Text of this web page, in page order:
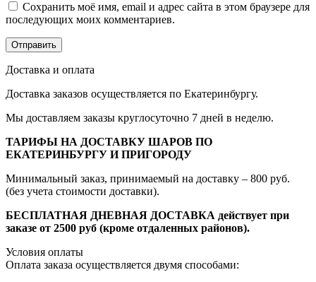
Сохранить моё имя, email и адрес сайта в этом браузере для
последующих моих комментариев.
Доставка и оплата
Доставка заказов осуществляется по Екатеринбургу.
Мы доставляем заказы круглосуточно 7 дней в неделю.
ТАРИФЫ НА ДОСТАВКУ ШАРОВ ПО
ЕКАТЕРИНБУРГУ И ПРИГОРОДУ
Минимальный заказ, принимаемый на доставку – 800 руб.
(без учета стоимости доставки).
БЕСПЛАТНАЯ ДНЕВНАЯ ДОСТАВКА действует при
заказе от 2500 руб (кроме отдаленных районов).
Условия оплаты
Оплата заказа осуществляется двумя способами: